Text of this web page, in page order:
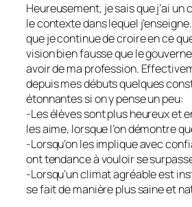
Heureusement, je sais que j’ai un
le contexte dans lequel
que je continue de croire en ce
vision bien fausse que le
avoir de ma profession.
depuis mes débuts quelques
étonnantes si on y pense un peu:
-Les élèves sont plus heureux et
les aime, lorsque l’on démontre
-Lorsqu’on les implique avec
ont tendance à vouloir se
-Lorsqu’un climat agréable est
se fait de manière plus saine et